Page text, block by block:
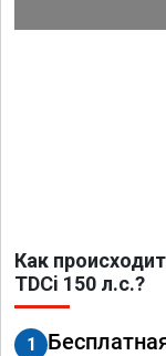
Как
TDCi 150 л.с.?
1